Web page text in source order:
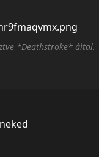
*Deathstroke* által.